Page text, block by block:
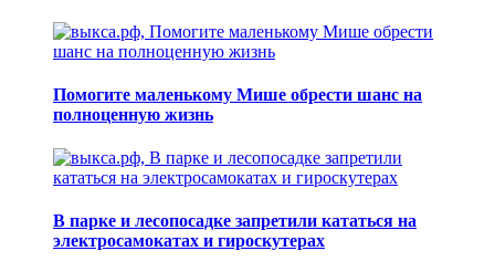
Помогите маленькому Мише обрести шанс на
полноценную жизнь
В парке и лесопосадке запретили кататься на
электросамокатах и гироскутерах